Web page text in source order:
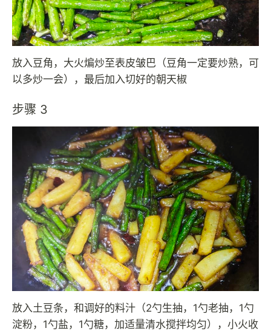
放入豆角，大火煸炒至表皮皱巴（豆角一定要炒熟，可
以多炒一会），最后加入切好的朝天椒
步骤 3
放入土豆条，和调好的料汁（2勺生抽，1勺老抽，1勺
淀粉，1勺盐，1勺糖，加适量清水搅拌均匀），小火收